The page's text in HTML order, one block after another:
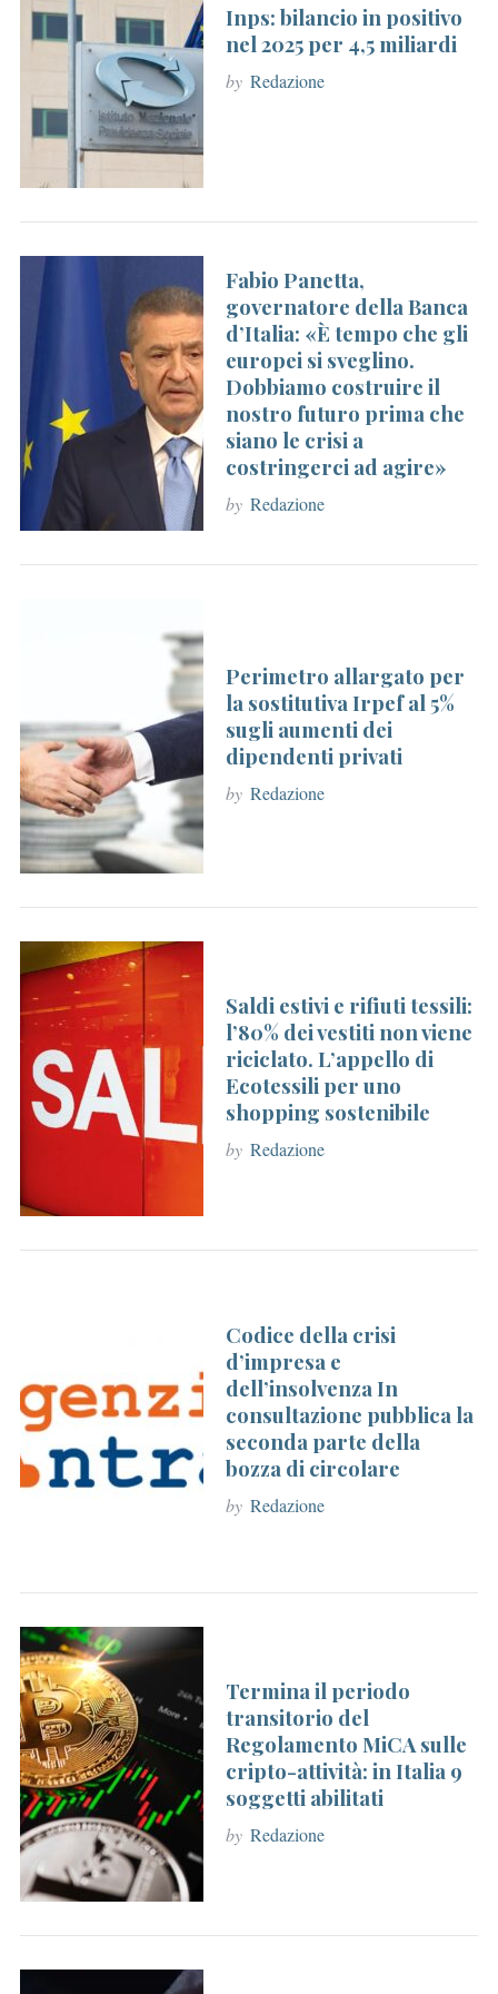
r
:
Inps: bilancio in positivo
nel 2025 per 4,5 miliardi
by Redazione
Fabio Panetta,
governatore della Banca
d’Italia: «È tempo che gli
europei si sveglino.
Dobbiamo costruire il
nostro futuro prima che
siano le crisi a
costringerci ad agire»
by Redazione
Perimetro allargato per
la sostitutiva Irpef al 5%
sugli aumenti dei
dipendenti privati
by Redazione
Saldi estivi e rifiuti tessili:
l’80% dei vestiti non viene
riciclato. L’appello di
Ecotessili per uno
shopping sostenibile
by Redazione
Codice della crisi
d’impresa e
dell’insolvenza In
consultazione pubblica la
seconda parte della
bozza di circolare
by Redazione
Termina il periodo
transitorio del
Regolamento MiCA sulle
cripto-attività: in Italia 9
soggetti abilitati
by Redazione